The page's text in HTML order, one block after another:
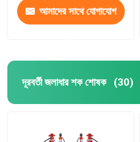
আমাদের সাথে যোগাযোগ
দূরবর্তী জলাধার শক শোষক (30)